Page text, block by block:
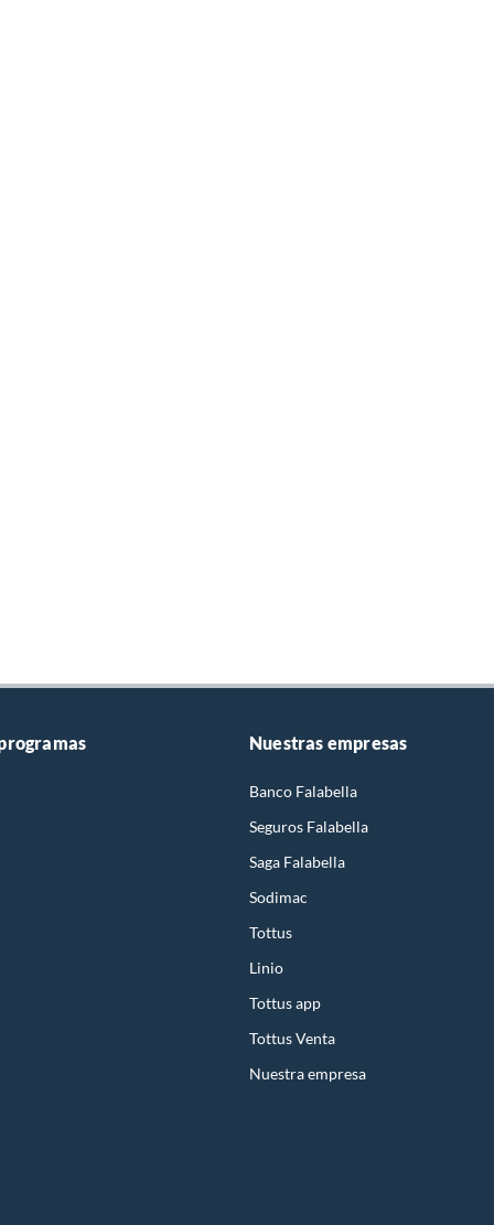
Nuestras empresas
Banco Falabella
Seguros Falabella
Saga Falabella
Sodimac
Tottus
Linio
Tottus app
Tottus Venta
Nuestra empresa